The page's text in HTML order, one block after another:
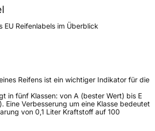
EU Reifenlabels im Überblick
Reifens ist ein wichtiger Indikator für die
in fünf Klassen: von A (bester Wert) bis E
Eine Verbesserung um eine Klasse bedeutet
von 0,1 Liter Kraftstoff auf 100